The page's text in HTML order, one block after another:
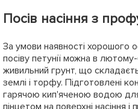
Посів насіння з
За умови наявності хорошого
посіву петунії можна в
живильний грунт, що
землі і торфу. Підготовлені
гарячою кип'яченою водою